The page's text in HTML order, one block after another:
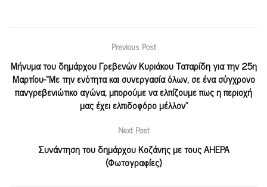
Previous Post
Μήνυμα του δημάρχου Γρεβενών Κυριάκου Ταταρίδη για την 25η
Μαρτίου-“Με την ενότητα και συνεργασία όλων, σε ένα σύγχρονο
πανγρεβενιώτικο αγώνα, μπορούμε να ελπίζουμε πως η περιοχή
μας έχει ελπιδοφόρο μέλλον”
Next Post
Συνάντηση του δημάρχου Κοζάνης με τους AHEPA
(Φωτογραφίες)